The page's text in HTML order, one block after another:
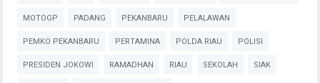
MOTOGP PADANG PEKANBARU PELALAWAN
PEMKO PEKANBARU PERTAMINA POLDA RIAU POLISI
PRESIDEN JOKOWI RAMADHAN RIAU SEKOLAH SIAK